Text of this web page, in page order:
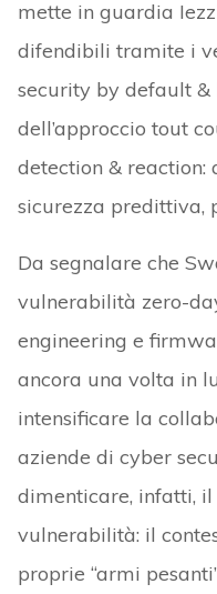
mette in guardia
difendibili tramite i
security by default &
dell’approccio tout
detection & reaction:
sicurezza predittiva,
Da segnalare che
vulnerabilità zero-
engineering e
ancora una volta in
intensificare la
aziende di cyber
dimenticare, infatti,
vulnerabilità: il
proprie “armi